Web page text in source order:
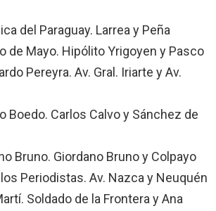
del Paraguay. Larrea y Peña
de Mayo. Hipólito Yrigoyen y Pasco
Pereyra. Av. Gral. Iriarte y Av.
Boedo. Carlos Calvo y Sánchez de
Bruno. Giordano Bruno y Colpayo
Periodistas. Av. Nazca y Neuquén
Soldado de la Frontera y Ana